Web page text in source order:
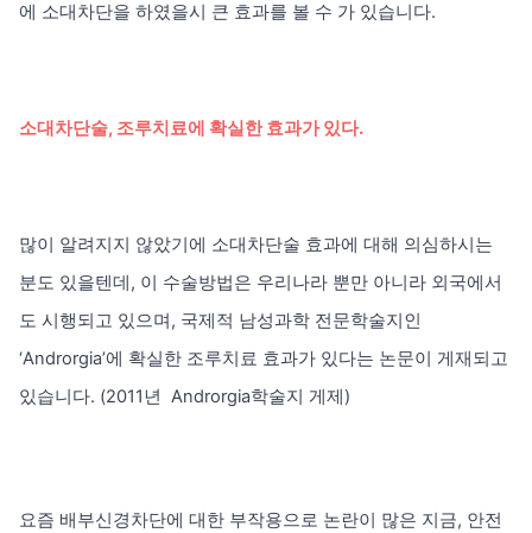
에 소대차단을 하였을시 큰 효과를 볼 수 가 있습니다.
소대차단술, 조루치료에 확실한 효과가 있다.
많이 알려지지 않았기에 소대차단술 효과에 대해 의심하시는
분도 있을텐데, 이 수술방법은 우리나라 뿐만 아니라 외국에서
도 시행되고 있으며, 국제적 남성과학 전문학술지인
‘Androrgia’에 확실한 조루치료 효과가 있다는 논문이 게재되고
있습니다. (2011년 Androrgia학술지 게제)
요즘 배부신경차단에 대한 부작용으로 논란이 많은 지금, 안전